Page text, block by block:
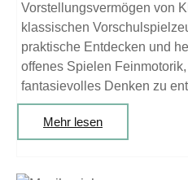
Vorstellungsvermögen von
klassischen
praktische Entdecken und
offenes Spielen
fantasievolles Denken zu
Mehr lesen